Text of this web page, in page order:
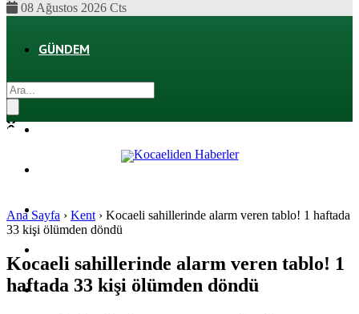
08 Ağustos 2026 Cts
GÜNDEM
SPOR
SAĞLIK
Ana Sayfa › Kent › Kocaeli sahillerinde alarm veren tablo! 1 haftada
33 kişi ölümden döndü
Kocaeli sahillerinde alarm veren tablo! 1
haftada 33 kişi ölümden döndü